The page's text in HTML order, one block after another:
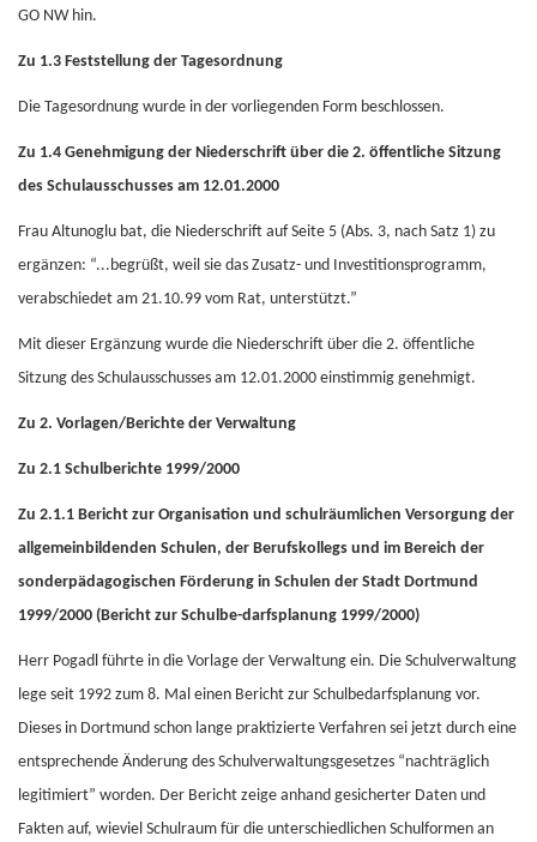
GO NW hin.
Zu 1.3 Feststellung der Tagesordnung
Die Tagesordnung wurde in der vorliegenden Form beschlossen.
Zu 1.4 Genehmigung der Niederschrift über die 2. öffentliche Sitzung
des Schulausschusses am 12.01.2000
Frau Altunoglu bat, die Niederschrift auf Seite 5 (Abs. 3, nach Satz 1) zu
ergänzen: “...begrüßt, weil sie das Zusatz- und Investitionsprogramm,
verabschiedet am 21.10.99 vom Rat, unterstützt.”
Mit dieser Ergänzung wurde die Niederschrift über die 2. öffentliche
Sitzung des Schulausschusses am 12.01.2000 einstimmig genehmigt.
Zu 2. Vorlagen/Berichte der Verwaltung
Zu 2.1 Schulberichte 1999/2000
Zu 2.1.1 Bericht zur Organisation und schulräumlichen Versorgung der
allgemeinbildenden Schulen, der Berufskollegs und im Bereich der
sonderpädagogischen Förderung in Schulen der Stadt Dortmund
1999/2000 (Bericht zur Schulbe-darfsplanung 1999/2000)
Herr Pogadl führte in die Vorlage der Verwaltung ein. Die Schulverwaltung
lege seit 1992 zum 8. Mal einen Bericht zur Schulbedarfsplanung vor.
Dieses in Dortmund schon lange praktizierte Verfahren sei jetzt durch eine
entsprechende Änderung des Schulverwaltungsgesetzes “nachträglich
legitimiert” worden. Der Bericht zeige anhand gesicherter Daten und
Fakten auf, wieviel Schulraum für die unterschiedlichen Schulformen an